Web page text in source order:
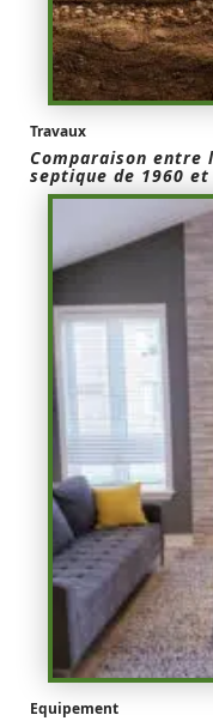
Travaux
Comparaison entre
septique de 1960
Equipement